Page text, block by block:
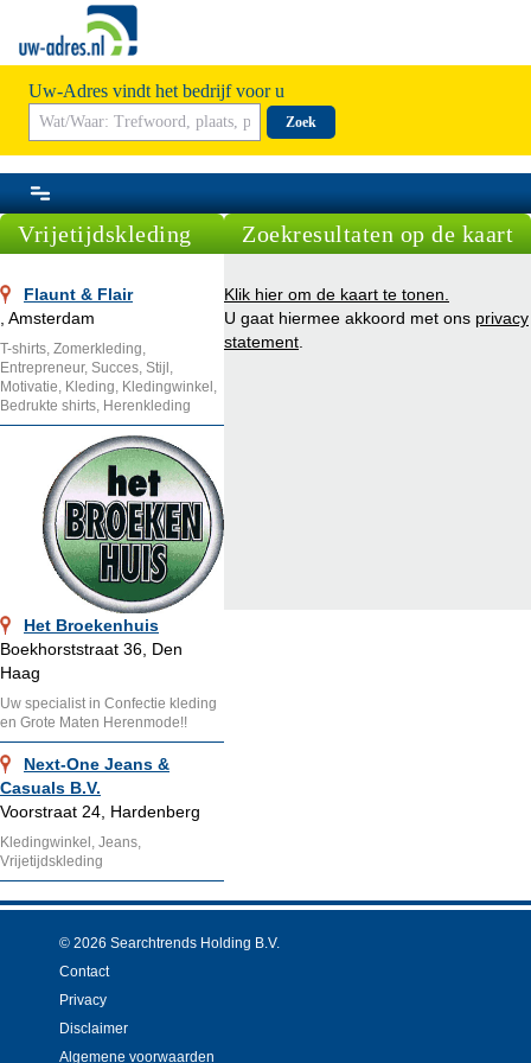
Uw-Adres vindt het bedrijf voor u
Zoek
Vrijetijdskleding
Flaunt & Flair
, Amsterdam
T-shirts, Zomerkleding,
Entrepreneur, Succes, Stijl,
Motivatie, Kleding, Kledingwinkel,
Bedrukte shirts, Herenkleding
Het Broekenhuis
Boekhorststraat 36, Den
Haag
Uw specialist in Confectie kleding
en Grote Maten Herenmode!!
Next-One Jeans &
Casuals B.V.
Voorstraat 24, Hardenberg
Kledingwinkel, Jeans,
Vrijetijdskleding
Zoekresultaten op de kaart
Klik hier om de kaart te tonen.
U gaat hiermee akkoord met ons privacy
statement
© 2026 Searchtrends Holding B.V.
Contact
Privacy
Disclaimer
Algemene voorwaarden